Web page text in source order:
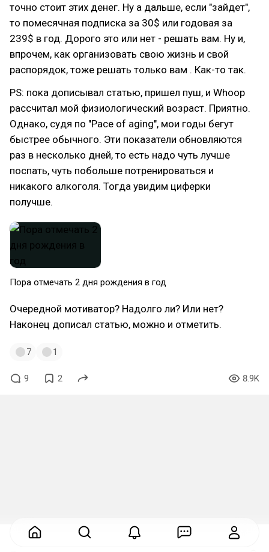
точно стоит этих денег. Ну а дальше, если "зайдет",
то помесячная подписка за 30$ или годовая за
239$ в год. Дорого это или нет - решать вам. Ну и,
впрочем, как организовать свою жизнь и свой
распорядок, тоже решать только вам . Как-то так.
PS: пока дописывал статью, пришел пуш, и Whoop
рассчитал мой физиологический возраст. Приятно.
Однако, судя по "Pace of aging", мои годы бегут
быстрее обычного. Эти показатели обновляются
раз в несколько дней, то есть надо чуть лучше
поспать, чуть побольше потренироваться и
никакого алкоголя. Тогда увидим циферки
получше.
Пора отмечать 2 дня рождения в год
Очередной мотиватор? Надолго ли? Или нет?
Наконец дописал статью, можно и отметить.
7 1
9 2 8.9K